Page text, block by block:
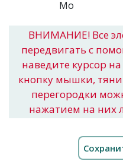
ВНИМАНИЕ! Все
передвигать с
наведите курсор
кнопку мышки,
перегородки
нажатием на них